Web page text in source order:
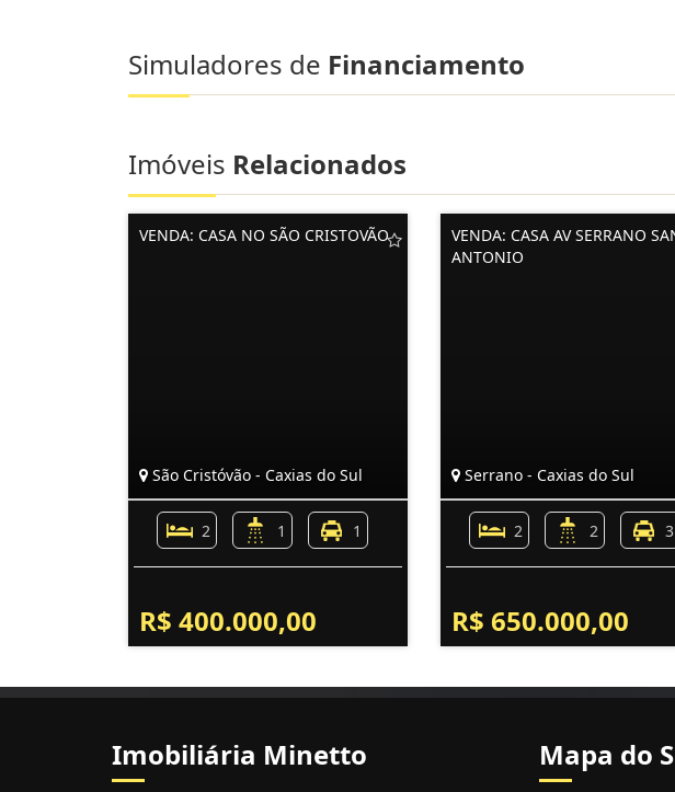
Simuladores de Financiamento
Imóveis Relacionados
VENDA: CASA NO SÃO CRISTOVÃO
São Cristóvão - Caxias do Sul
2 1 1
R$ 400.000,00
VENDA: CASA AV SERRANO
ANTONIO
Serrano - Caxias do Sul
2 2 3
R$ 650.000,00
Imobiliária Minetto Mapa do